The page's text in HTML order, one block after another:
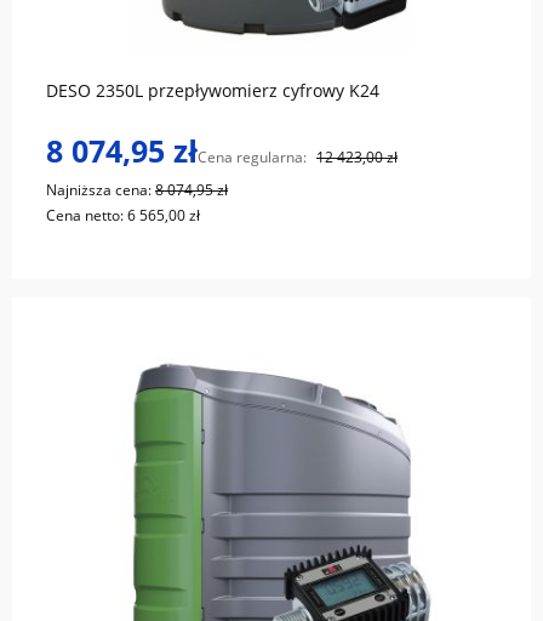
DESO 2350L przepływomierz cyfrowy K24
8 074,95 złCena regularna: 12 423,00 zł
Najniższa cena:8 074,95 zł
Cena netto:6 565,00 zł
do koszyka